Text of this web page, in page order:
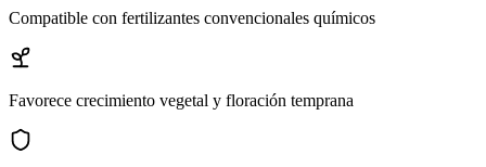
Compatible con fertilizantes convencionales químicos
Favorece crecimiento vegetal y floración temprana